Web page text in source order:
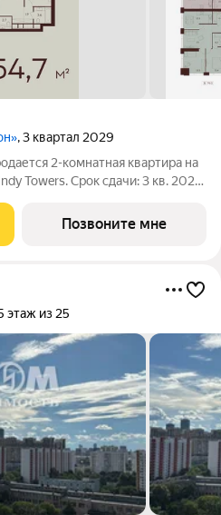
, 3 квартал 2029
2-комнатная квартира на
Towers. Срок сдачи: 3 кв. 2029
в окружении почти 150
Позвоните мне
этаж из 25